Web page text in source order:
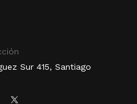
Sur 415, Santiago